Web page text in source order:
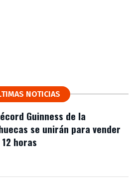
NOTICIAS
Guinness de la
se unirán para vender
horas